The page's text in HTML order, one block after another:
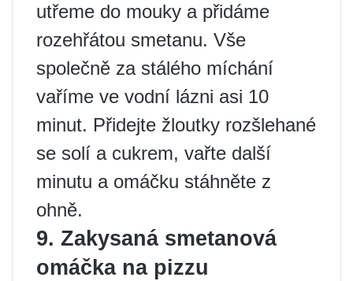
utřeme do mouky a přidáme
rozehřátou smetanu. Vše
společně za stálého míchání
vaříme ve vodní lázni asi 10
minut. Přidejte žloutky rozšlehané
se solí a cukrem, vařte další
minutu a omáčku stáhněte z
ohně.
9. Zakysaná smetanová
omáčka na pizzu